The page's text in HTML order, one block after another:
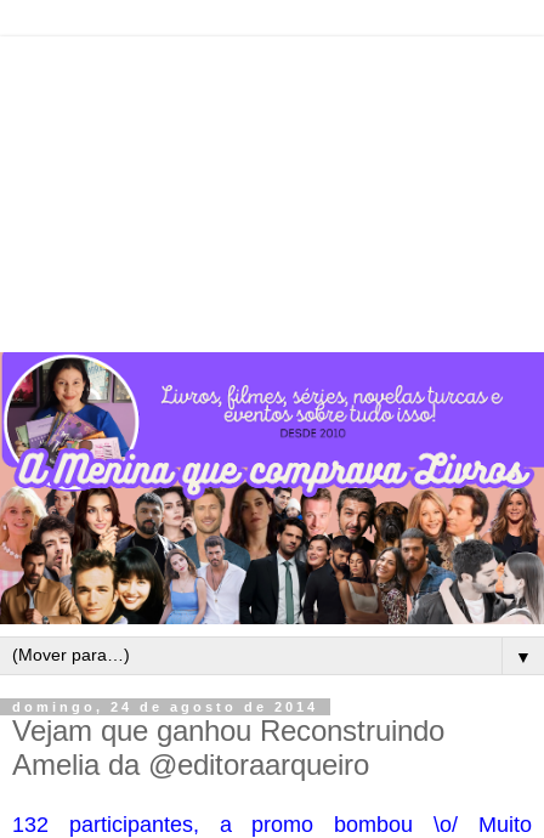
▼
domingo, 24 de agosto de 2014
Vejam que ganhou Reconstruindo
Amelia da @editoraarqueiro
132 participantes, a promo bombou \o/ Muito